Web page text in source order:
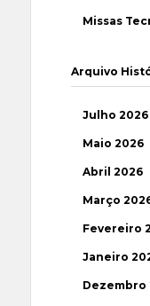
Missas
Arquivo
Julho 2026
Maio 2026
Abril 2026
Março
Fevereiro
Janeiro
Dezembro